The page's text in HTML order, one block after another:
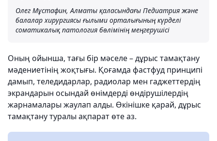
Олег Мұстафин, Алматы қаласындағы Педиатрия және
балалар хирургиясы ғылыми орталығының күрделі
соматикалық патология бөлімінің меңгерушісі
Оның ойынша, тағы бір мәселе – дұрыс тамақтану
мәдениетінің жоқтығы. Қоғамда фастфуд принципі
дамып, теледидарлар, радиолар мен гаджеттердің
экрандарын осындай өнімдерді өндірушілердің
жарнамалары жаулап алды. Өкінішке қарай, дұрыс
тамақтану туралы ақпарат өте аз.